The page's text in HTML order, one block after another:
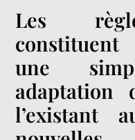
Les
constituent
une
adaptation
l’existant